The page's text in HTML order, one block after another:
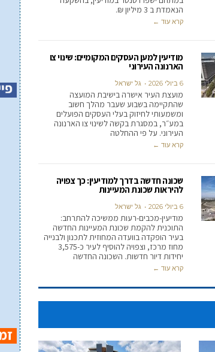
הנאמדת ב 3 מיליון ₪.
קרא עוד ←
מודיעין למען העסקים המקומיים: שינוי צו
הארנונה העירוני
6 ביולי 2026 גל ישראל
מועצת העיר אישרה בישיבת המועצה
שהתקיימה בשבוע שעבר מהלך חשוב
ומשמעותי לחיזוק בעלי העסקים הפועלים
במע״ר, במסגרת בקשה לשינוי צו הארנונה
העירוני. על פי ההחלטה
קרא עוד ←
שכונה חדשה בדרך למודיעין: כך צפויה
להיראות שכונת המעיינות
6 ביולי 2026 גל ישראל
מודיעין-מכבים-רעות ממשיכה להתרחב:
התוכנית להקמת שכונת המעיינות החדשה
בעיר הופקדה בוועדה המחוזית לתכנון ולבנייה
מחוז מרכז, וצפויה להוסיף לעיר כ-3,575
יחידות דיור חדשות. השכונה החדשה
קרא עוד ←